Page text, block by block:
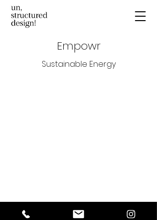
Empowr
Sustainable Energy